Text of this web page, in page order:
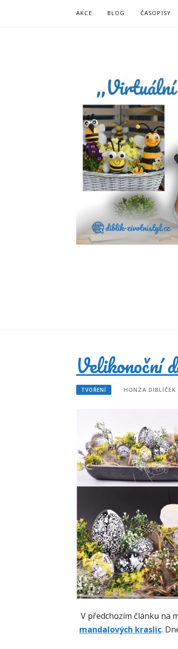
AKCE BLOG ČASOPISY
Velikonoční
TVOŘENÍ HONZA DIBLÍČEK
V předchozím článku na
mandalových kraslic.